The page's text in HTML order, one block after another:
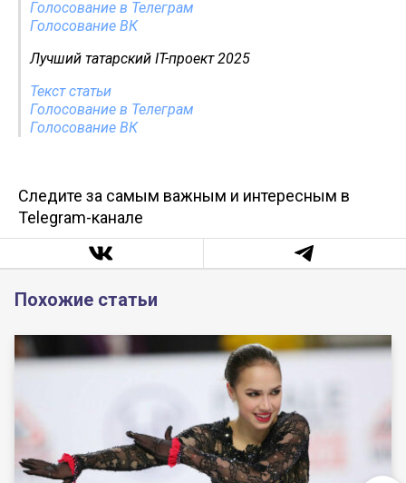
Голосование в Телеграм
Голосование ВК
Лучший татарский IT-проект 2025
Текст статьи
Голосование в Телеграм
Голосование ВК
Следите за самым важным и интересным в
Telegram-канале
Похожие статьи